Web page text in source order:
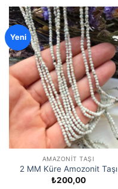
Yeni
AMAZONIT TAŞI
2 MM Küre Amozonit Taşı
₺200,00